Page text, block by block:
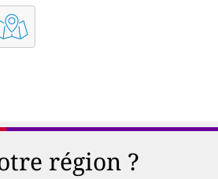
région ?